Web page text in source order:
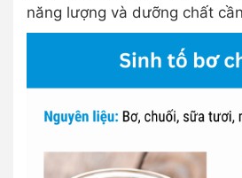
năng lượng và dưỡng chất